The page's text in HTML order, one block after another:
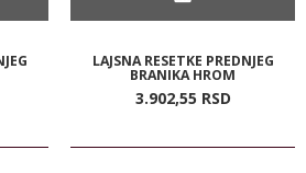
LAJSNA RESETKE PREDNJEG
BRANIKA HROM
3.902,55 RSD